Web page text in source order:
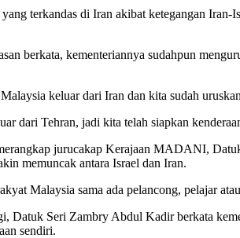
terkandas di Iran akibat ketegangan Iran-
berkata, kementeriannya sudahpun
keluar dari Iran dan kita sudah
dari Tehran, jadi kita telah siapkan
jurucakap Kerajaan MADANI,
memuncak antara Israel dan Iran.
Malaysia sama ada pelancong, pelajar
Datuk Seri Zambry Abdul Kadir berkata
sendiri.